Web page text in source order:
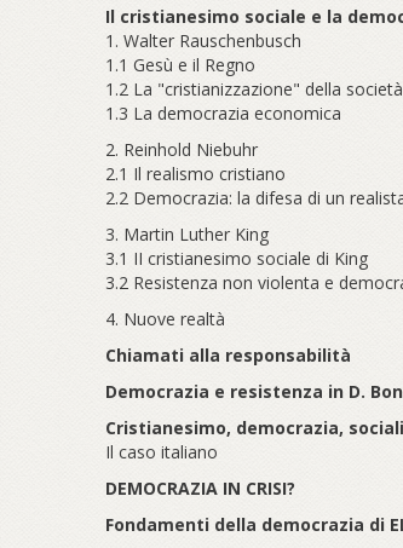
Il cristianesimo sociale e la
1. Walter Rauschenbusch
1.1 Gesù e il Regno
1.2 La "cristianizzazione" della
1.3 La democrazia economica
2. Reinhold Niebuhr
2.1 Il realismo cristiano
2.2 Democrazia: la difesa di un
3. Martin Luther King
3.1 II cristianesimo sociale di King
3.2 Resistenza non violenta e
4. Nuove realtà
Chiamati alla responsabilità
Democrazia e resistenza in D.
Cristianesimo, democrazia,
Il caso italiano
DEMOCRAZIA IN CRISI?
Fondamenti della democrazia di